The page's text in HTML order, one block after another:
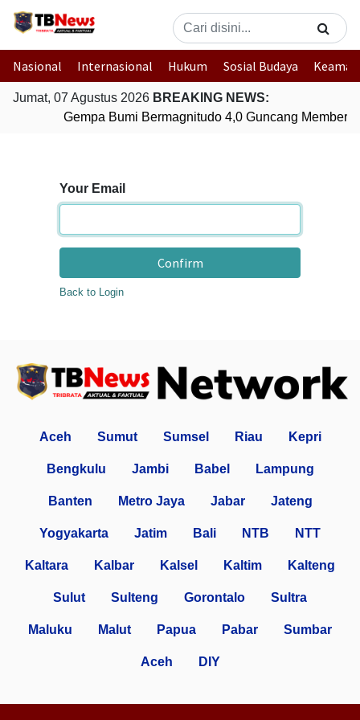
Nasional Internasional Hukum Sosial Budaya
Jumat, 07 Agustus 2026 BREAKING NEWS:
Gempa Bumi Bermagnitudo 4,0 Guncang
Your Email
Confirm
Back to Login
Aceh Sumut Sumsel Riau Kepri
Bengkulu Jambi Babel Lampung
Banten Metro Jaya Jabar Jateng
Yogyakarta Jatim Bali NTB NTT
Kaltara Kalbar Kalsel Kaltim Kalteng
Sulut Sulteng Gorontalo Sultra
Maluku Malut Papua Pabar Sumbar
Aceh DIY